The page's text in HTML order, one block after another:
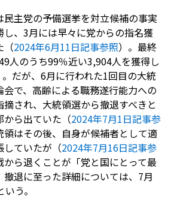
民主党の予備選挙を対立候補の事実
、3月には早々に党からの指名獲
（2024年6月11日記事参照）。最終
人のうち99％近い3,904人を獲得し
だが、6月に行われた1回目の大統
で、高齢による職務遂行能力への
され、大統領選から撤退すべきと
から出ていた（2024年7月1日記事参
領はその後、自身が候補者として適
していたが（2024年7月16日記事参
から退くことが「党と国にとって最
退に至った詳細については、7月
う。